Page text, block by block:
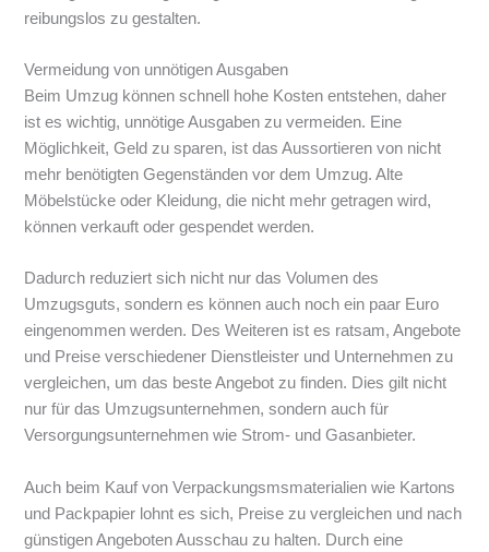
reibungslos zu gestalten.
Vermeidung von unnötigen Ausgaben
Beim Umzug können schnell hohe Kosten entstehen, daher
ist es wichtig, unnötige Ausgaben zu vermeiden. Eine
Möglichkeit, Geld zu sparen, ist das Aussortieren von nicht
mehr benötigten Gegenständen vor dem Umzug. Alte
Möbelstücke oder Kleidung, die nicht mehr getragen wird,
können verkauft oder gespendet werden.
Dadurch reduziert sich nicht nur das Volumen des
Umzugsguts, sondern es können auch noch ein paar Euro
eingenommen werden. Des Weiteren ist es ratsam, Angebote
und Preise verschiedener Dienstleister und Unternehmen zu
vergleichen, um das beste Angebot zu finden. Dies gilt nicht
nur für das Umzugsunternehmen, sondern auch für
Versorgungsunternehmen wie Strom- und Gasanbieter.
Auch beim Kauf von Verpackungsmsmaterialien wie Kartons
und Packpapier lohnt es sich, Preise zu vergleichen und nach
günstigen Angeboten Ausschau zu halten. Durch eine